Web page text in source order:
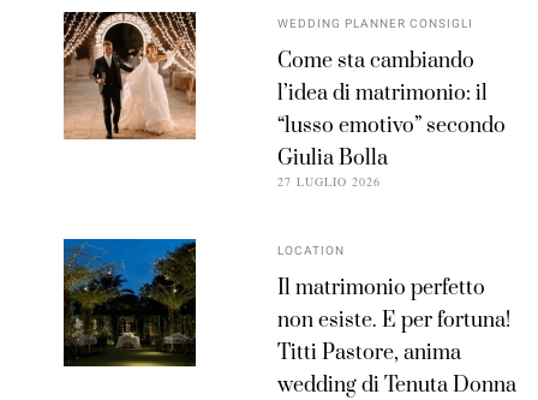
WEDDING PLANNER CONSIGLI
Come sta cambiando
l’idea di matrimonio: il
“lusso emotivo” secondo
Giulia Bolla
27 LUGLIO 2026
LOCATION
Il matrimonio perfetto
non esiste. E per fortuna!
Titti Pastore, anima
wedding di Tenuta Donna